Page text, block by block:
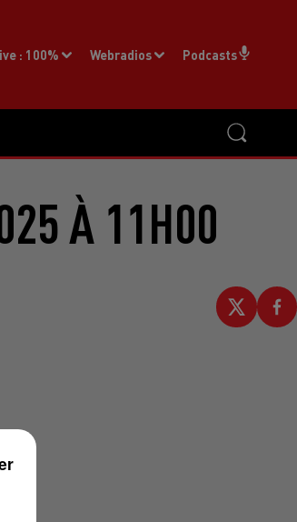
: 100% Webradios Podcasts
À 11H00